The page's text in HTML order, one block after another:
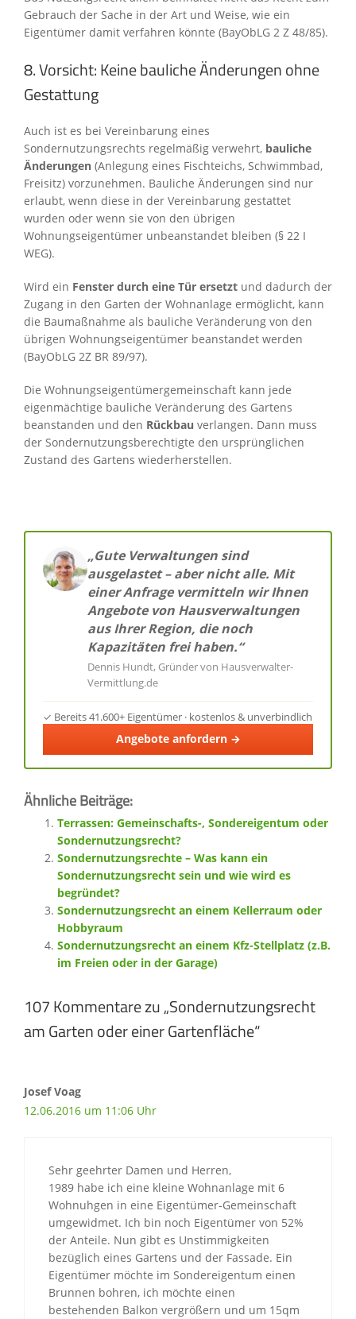
Gebrauch der Sache in der Art und Weise, wie ein
Eigentümer damit verfahren könnte (BayObLG 2 Z 48/85).
8. Vorsicht: Keine bauliche Änderungen ohne
Gestattung
Auch ist es bei Vereinbarung eines
Sondernutzungsrechts regelmäßig verwehrt, bauliche
Änderungen (Anlegung eines Fischteichs, Schwimmbad,
Freisitz) vorzunehmen. Bauliche Änderungen sind nur
erlaubt, wenn diese in der Vereinbarung gestattet
wurden oder wenn sie von den übrigen
Wohnungseigentümer unbeanstandet bleiben (§ 22 I
WEG).
Wird ein Fenster durch eine Tür ersetzt und dadurch der
Zugang in den Garten der Wohnanlage ermöglicht, kann
die Baumaßnahme als bauliche Veränderung von den
übrigen Wohnungseigentümer beanstandet werden
(BayObLG 2Z BR 89/97).
Die Wohnungseigentümergemeinschaft kann jede
eigenmächtige bauliche Veränderung des Gartens
beanstanden und den Rückbau verlangen. Dann muss
der Sondernutzungsberechtigte den ursprünglichen
Zustand des Gartens wiederherstellen.
„Gute Verwaltungen sind
ausgelastet – aber nicht alle. Mit
einer Anfrage vermitteln wir Ihnen
Angebote von Hausverwaltungen
aus Ihrer Region, die noch
Kapazitäten frei haben.“
Dennis Hundt, Gründer von Hausverwalter-
Vermittlung.de
✓ Bereits 41.600+ Eigentümer · kostenlos & unverbindlich
Angebote anfordern →
Ähnliche Beiträge:
Terrassen: Gemeinschafts-, Sondereigentum oder
Sondernutzungsrecht?
Sondernutzungsrechte – Was kann ein
Sondernutzungsrecht sein und wie wird es
begründet?
Sondernutzungsrecht an einem Kellerraum oder
Hobbyraum
Sondernutzungsrecht an einem Kfz-Stellplatz (z.B.
im Freien oder in der Garage)
107 Kommentare zu „Sondernutzungsrecht
am Garten oder einer Gartenfläche“
Josef Voag
12.06.2016 um 11:06 Uhr
Sehr geehrter Damen und Herren,
1989 habe ich eine kleine Wohnanlage mit 6
Wohnuhgen in eine Eigentümer-Gemeinschaft
umgewidmet. Ich bin noch Eigentümer von 52%
der Anteile. Nun gibt es Unstimmigkeiten
bezüglich eines Gartens und der Fassade. Ein
Eigentümer möchte im Sondereigentum einen
Brunnen bohren, ich möchte einen
bestehenden Balkon vergrößern und um 15qm